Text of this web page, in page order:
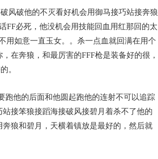
破他的不灭看好机会用御马接巧站接奔狼
FF必死，他没机会用技能回血用红那回的太
用如意一直玉女。。杀一点血就回满在用个
在奔狼，和最厉害的FFF枪是装备好的很，
。
他的后面和他圆起跑他的连射不可以追踪
接笨狼接蹈海接破风接碧月着杀不了他的
狼和碧月，天横着镇放是最好的，然后就